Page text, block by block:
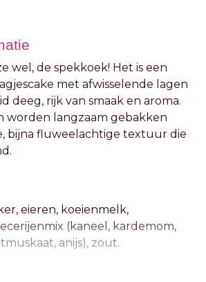
wel, de spekkoek! Het is een
met afwisselende lagen
deeg, rijk van smaak en aroma.
worden langzaam gebakken
bijna fluweelachtige textuur die
eieren, koeienmelk,
(kaneel, kardemom,
anijs), zout.